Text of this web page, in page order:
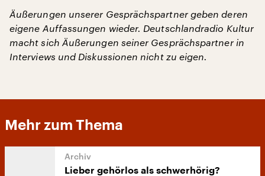
Äußerungen unserer Gesprächspartner geben deren
eigene Auffassungen wieder. Deutschlandradio Kultur
macht sich Äußerungen seiner Gesprächspartner in
Interviews und Diskussionen nicht zu eigen.
Mehr zum Thema
Lieber gehörlos als schwerhörig?